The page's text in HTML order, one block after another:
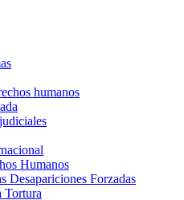
humanos
Humanos​
Desapariciones Forzadas
Tortura​